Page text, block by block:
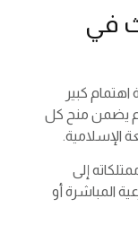
في
اهتمام كبير
يضمن منح كل
الإسلامية.
إلى
المباشرة أو